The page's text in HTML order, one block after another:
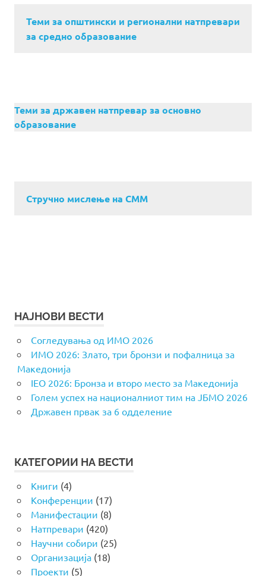
Теми за општински и регионални натпревари
за средно образование
Теми за државен натпревар за основно
образование
Стручно мислење на СММ
НАЈНОВИ ВЕСТИ
Согледувања од ИМО 2026
ИМО 2026: Злато, три бронзи и пофалница за
Македонија
IEO 2026: Бронза и второ место за Македонија
Голем успех на националниот тим на ЈБМО 2026
Државен првак за 6 одделение
КАТЕГОРИИ НА ВЕСТИ
Книги (4)
Конференции (17)
Манифестации (8)
Натпревари (420)
Научни собири (25)
Организација(18)
Проекти (5)